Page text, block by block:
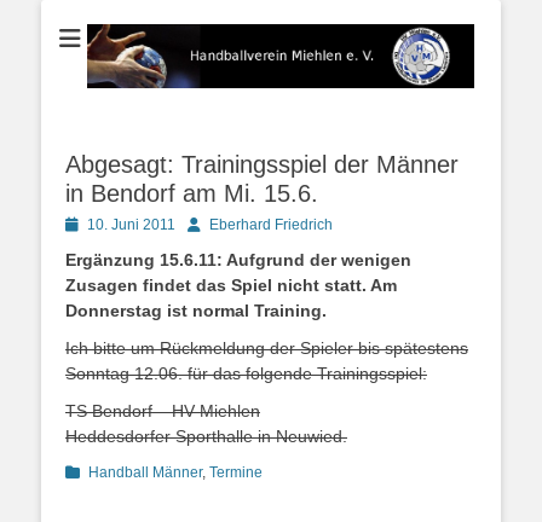
Handballverein
Miehlen e. V.
Der Handballverein im Blauen Ländchen
Abgesagt: Trainingsspiel der Männer
in Bendorf am Mi. 15.6.
Posted10. Juni 2011 AutorEberhard Friedrich
Ergänzung 15.6.11: Aufgrund der wenigen
Zusagen findet das Spiel nicht statt. Am
Donnerstag ist normal Training.
Ich bitte um Rückmeldung der Spieler bis spätestens
Sonntag 12.06. für das folgende Trainingsspiel:
TS Bendorf – HV Miehlen
Heddesdorfer Sporthalle in Neuwied.
Kategorien
Handball Männer, Termine